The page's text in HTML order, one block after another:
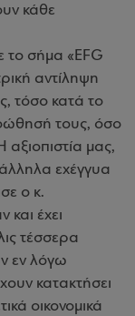
κάθε
το σήμα «EFG
αντίληψη
τόσο κατά το
τους, όσο
αξιοπιστία μας,
εχέγγυα
ο κ.
έχει
τέσσερα
εν λόγω
κατακτήσει
οικονομικά